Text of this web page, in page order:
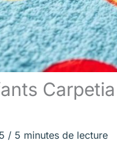
/ 5 minutes de lecture